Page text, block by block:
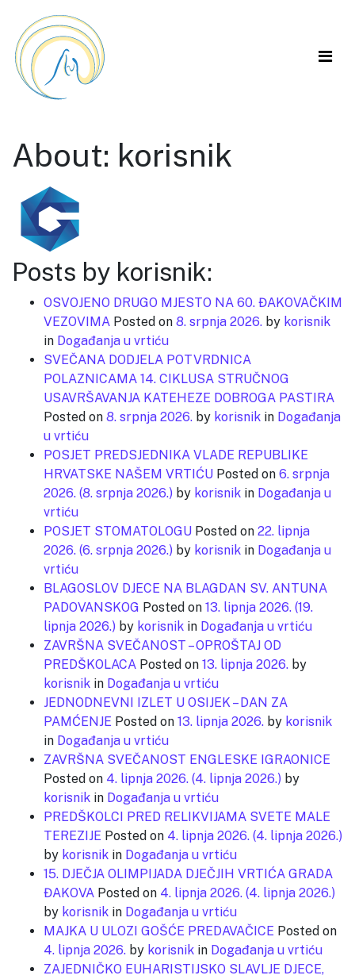
About: korisnik
Posts by korisnik:
OSVOJENO DRUGO MJESTO NA 60. ĐAKOVAČKIM
VEZOVIMA Posted on 8. srpnja 2026. by korisnik
in Događanja u vrtiću
SVEČANA DODJELA POTVRDNICA
POLAZNICAMA 14. CIKLUSA STRUČNOG
USAVRŠAVANJA KATEHEZE DOBROGA PASTIRA
Posted on 8. srpnja 2026. by korisnik in Događanja
u vrtiću
POSJET PREDSJEDNIKA VLADE REPUBLIKE
HRVATSKE NAŠEM VRTIĆU Posted on 6. srpnja
2026. (8. srpnja 2026.) by korisnik in Događanja u
vrtiću
POSJET STOMATOLOGU Posted on 22. lipnja
2026. (6. srpnja 2026.) by korisnik in Događanja u
vrtiću
BLAGOSLOV DJECE NA BLAGDAN SV. ANTUNA
PADOVANSKOG Posted on 13. lipnja 2026. (19.
lipnja 2026.) by korisnik in Događanja u vrtiću
ZAVRŠNA SVEČANOST – OPROŠTAJ OD
PREDŠKOLACA Posted on 13. lipnja 2026. by
korisnik in Događanja u vrtiću
JEDNODNEVNI IZLET U OSIJEK – DAN ZA
PAMĆENJE Posted on 13. lipnja 2026. by korisnik
in Događanja u vrtiću
ZAVRŠNA SVEČANOST ENGLESKE IGRAONICE
Posted on 4. lipnja 2026. (4. lipnja 2026.) by
korisnik in Događanja u vrtiću
PREDŠKOLCI PRED RELIKVIJAMA SVETE MALE
TEREZIJE Posted on 4. lipnja 2026. (4. lipnja 2026.)
by korisnik in Događanja u vrtiću
15. DJEČJA OLIMPIJADA DJEČJIH VRTIĆA GRADA
ĐAKOVA Posted on 4. lipnja 2026. (4. lipnja 2026.)
by korisnik in Događanja u vrtiću
MAJKA U ULOZI GOŠĆE PREDAVAČICE Posted on
4. lipnja 2026. by korisnik in Događanja u vrtiću
ZAJEDNIČKO EUHARISTIJSKO SLAVLJE DJECE,